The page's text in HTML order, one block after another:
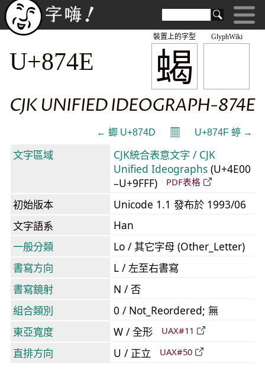
GlyphWiki
蝎
裝置上的字型
U+874E
CJK UNIFIED IDEOGRAPH-874E
← 蝍 U+874D 𝄜 U+874F 蝏 →
文字區域
CJK統合表意文字 / CJK
Unified Ideographs (U+4E00
–U+9FFF)
PDF表格
初始版本
Unicode 1.1 發布於 1993/06
文字語系
Han
一般分類
Lo / 其它字母 (Other_Letter)
書寫方向
L / 左至右書寫
書寫鏡射
N / 否
組合類別
0 / Not_Reordered; 無
東亞寬度
W / 全形 UAX#11
直排方向 U / 正立 UAX#50